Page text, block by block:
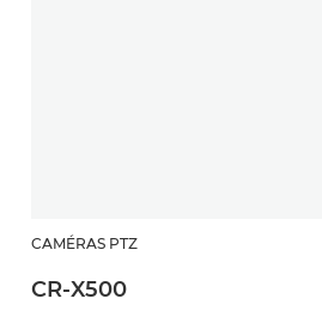
CAMÉRAS PTZ
CR-X500